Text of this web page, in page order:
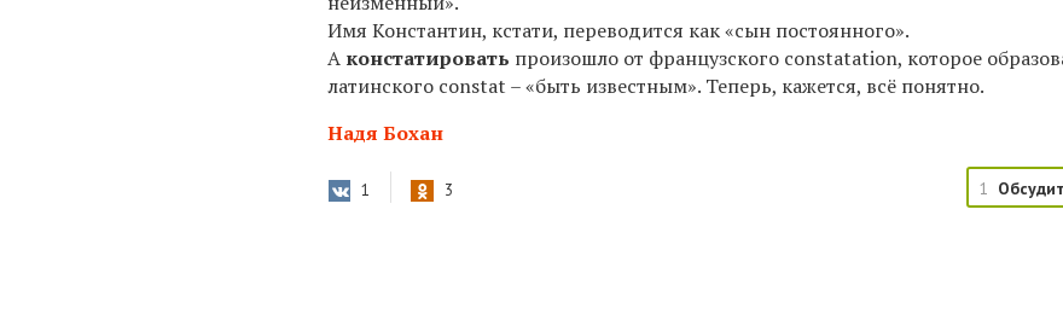
Имя Константин, кстати, переводится как «сын постоянного».
А констатировать произошло от французского constatation, которое
латинского constat – «быть известным». Теперь, кажется, всё понятно.
Надя Бохан
1 3 1